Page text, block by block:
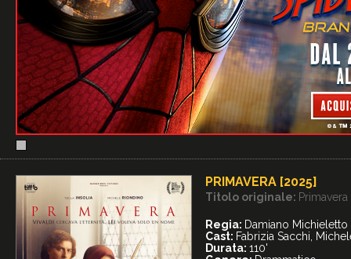
PRIMAVERA [2025]
Titolo originale: Primavera
Regia: Damiano Michieletto
Cast: Fabrizia Sacchi,
Durata: 110'